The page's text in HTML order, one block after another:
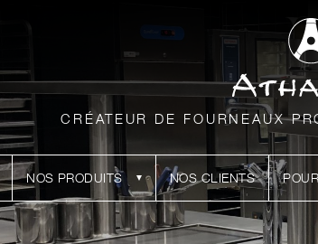
CRÉATEUR DE FOURNEAUX
NOS PRODUITS NOS CLIENTS